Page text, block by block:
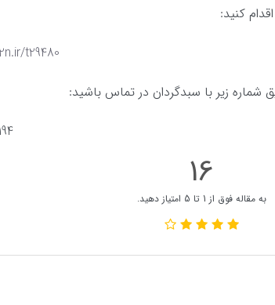
کنید:
t29480
شماره زیر با سبدگردان در تماس باشید:
16
به مقاله فوق از 1 تا 5 امتیاز دهید.